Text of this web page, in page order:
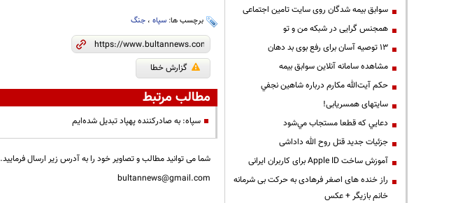
برچسب ها: سپاه، جنگ
گزارش خطا
مطالب مرتبط
سپاه: به صادرکننده پهپاد تبدیل شده‌ایم
شما می توانید مطالب و تصاویر خود را به آدرس زیر ارسال فرمایید.
bultannews@gmail.com
سوابق بیمه شدگان روی سایت تامین اجتماعی
همجنس گرایی در شبکه من و تو
13 توصیه آسان برای رفع بوی بد دهان
مشاهده سامانه آنلاين سوابق بیمه
حكم آيت‌الله مكارم درباره شاهين نجفي
سایتهای همسریابی!
دعايي كه قطعا مستجاب مي‌شود
جزئیات جدید قتل روح الله داداشی
آموزش ساخت Apple ID برای کاربران ایرانی
راز خنده های اصغر فرهادی به حرکت بی شرمانه
خانم بازیگر + عکس